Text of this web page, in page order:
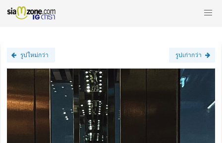
รูปใหม่กว่า รูปเก่ากว่า